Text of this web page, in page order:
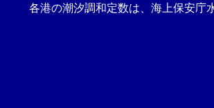
各港の潮汐調和定数は、海上保安庁